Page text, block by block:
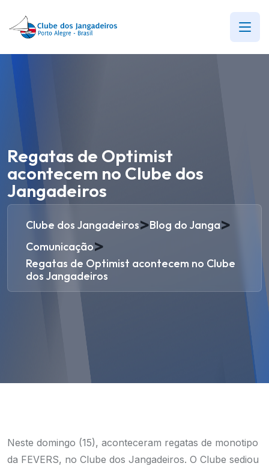
Regatas de Optimist
acontecem no Clube dos
Jangadeiros
Clube dos Jangadeiros>Blog do Janga>
Comunicação>
Regatas de Optimist acontecem no Clube
dos Jangadeiros
Neste domingo (15), aconteceram regatas de monotipo
da FEVERS, no Clube dos Jangadeiros. O Clube sediou